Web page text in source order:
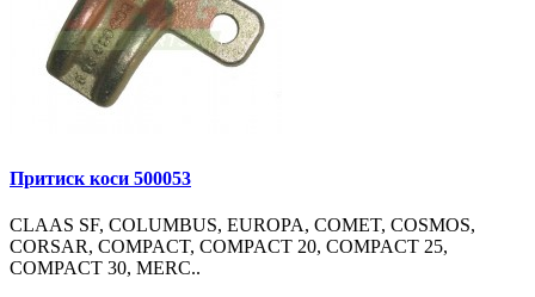
Притиск коси 500053
CLAAS SF, COLUMBUS, EUROPA, COMET, COSMOS,
CORSAR, COMPACT, COMPACT 20, COMPACT 25,
COMPACT 30, MERC..